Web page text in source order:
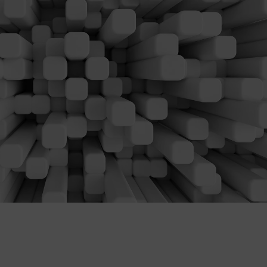
wydruk na wymiar dopasowany
łatwy montaż na klej do flizeliny i